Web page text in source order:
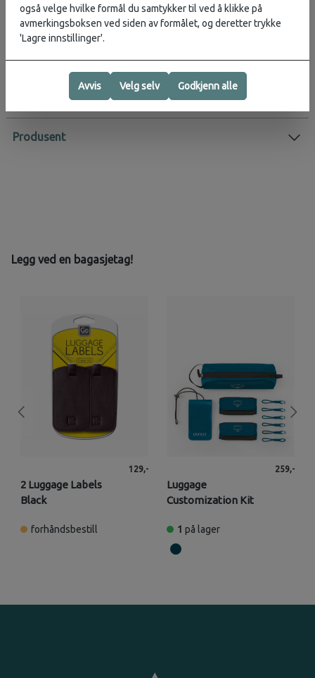
Materialkvalitet: Premium
Aktivitet:
Vurderinger
Karakter:
4.8 av 5 mulige
Produsent
Legg ved en bagasjetag!
2 Luggage Labels
Black
129,-
forhåndsbestill
Luggage
Customization Kit
259,-
1 på lager
også velge hvilke formål du samtykker til ved å klikke på
avmerkingsboksen ved siden av formålet, og deretter trykke
'Lagre innstillinger'.
Avvis Velg selv Godkjenn alle